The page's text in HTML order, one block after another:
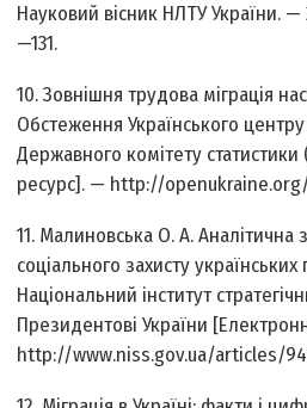
Науковий вісник НЛТУ України.
—131.
10. Зовнішня трудова міграція
Обстеження Українського
Державного комітету
ресурс]. — http://openukraine.org/
11. Малиновська О. А.
соціального захисту
Національний інститут
Президентові України
http://www.niss.gov.ua/articles/